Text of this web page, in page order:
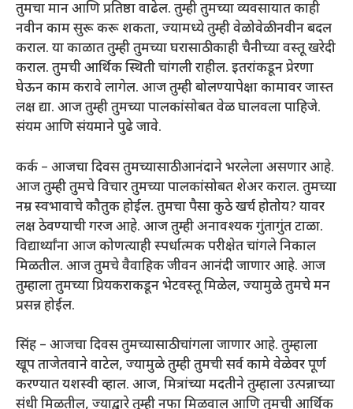
तुमचा मान आणि प्रतिष्ठा वाढेल. तुम्ही तुमच्या व्यवसायात काही
नवीन काम सुरू करू शकता, ज्यामध्ये तुम्ही वेळोवेळी नवीन बदल
कराल. या काळात तुम्ही तुमच्या घरासाठी काही चैनीच्या वस्तू खरेदी
कराल. तुमची आर्थिक स्थिती चांगली राहील. इतरांकडून प्रेरणा
घेऊन काम करावे लागेल. आज तुम्ही बोलण्यापेक्षा कामावर जास्त
लक्ष द्या. आज तुम्ही तुमच्या पालकांसोबत वेळ घालवला पाहिजे.
संयम आणि संयमाने पुढे जावे.
कर्क – आजचा दिवस तुमच्यासाठी आनंदाने भरलेला असणार आहे.
आज तुम्ही तुमचे विचार तुमच्या पालकांसोबत शेअर कराल. तुमच्या
नम्र स्वभावाचे कौतुक होईल. तुमचा पैसा कुठे खर्च होतोय? यावर
लक्ष ठेवण्याची गरज आहे. आज तुम्ही अनावश्यक गुंतागुंत टाळा.
विद्यार्थ्यांना आज कोणत्याही स्पर्धात्मक परीक्षेत चांगले निकाल
मिळतील. आज तुमचे वैवाहिक जीवन आनंदी जाणार आहे. आज
तुम्हाला तुमच्या प्रियकराकडून भेटवस्तू मिळेल, ज्यामुळे तुमचे मन
प्रसन्न होईल.
सिंह – आजचा दिवस तुमच्यासाठी चांगला जाणार आहे. तुम्हाला
खूप ताजेतवाने वाटेल, ज्यामुळे तुम्ही तुमची सर्व कामे वेळेवर पूर्ण
करण्यात यशस्वी व्हाल. आज, मित्रांच्या मदतीने तुम्हाला उत्पन्नाच्या
संधी मिळतील, ज्याद्वारे तुम्ही नफा मिळवाल आणि तुमची आर्थिक